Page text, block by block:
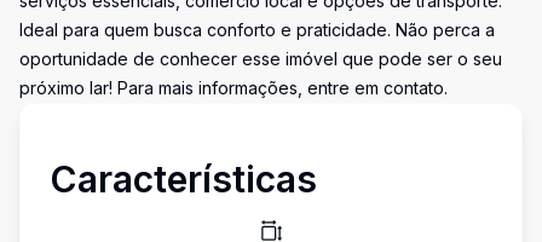
Ideal para quem busca conforto e praticidade. Não perca a
oportunidade de conhecer esse imóvel que pode ser o seu
próximo lar! Para mais informações, entre em contato.
Características